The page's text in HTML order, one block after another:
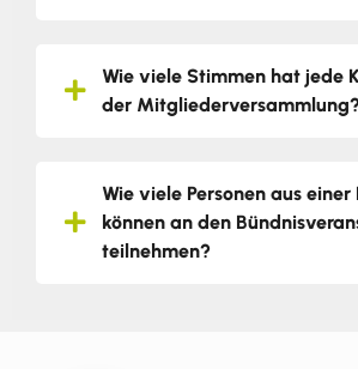
Wie viele Stimmen hat jede
der
Wie viele Personen aus einer
können an den
teilnehmen?